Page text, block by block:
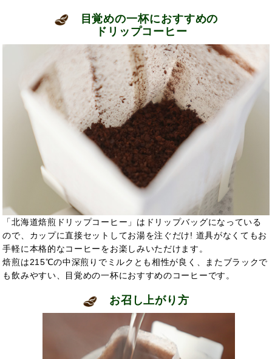
目覚めの一杯におすすめの
ドリップコーヒー
「北海道焙煎ドリップコーヒー」はドリップバッグになっている
ので、カップに直接セットしてお湯を注ぐだけ! 道具がなくてもお
手軽に本格的なコーヒーをお楽しみいただけます。
焙煎は215℃の中深煎りでミルクとも相性が良く、またブラックで
も飲みやすい、目覚めの一杯におすすめのコーヒーです。
お召し上がり方